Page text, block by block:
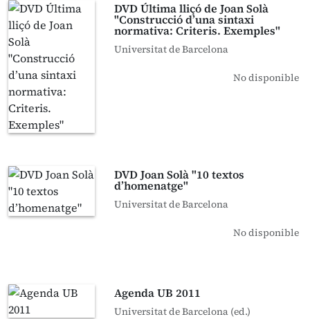
DVD Última lliçó de Joan Solà
"Construcció d’una sintaxi
normativa: Criteris. Exemples"
Universitat de Barcelona
No disponible
DVD Joan Solà "10 textos
d’homenatge"
Universitat de Barcelona
No disponible
Agenda UB 2011
Universitat de Barcelona (ed.)